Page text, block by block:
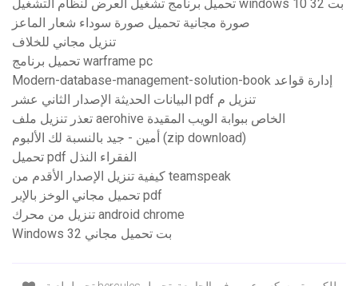
تحميل برنامج تشغيل العرض لنظام التشغيل windows 10 32 بت
صورة مجانية تحميل صورة سوداء شعار الماعز
تنزيل مجاني للخلاف
تحميل برنامج warframe pc
Modern-database-management-solution-book إدارة قواعد
البيانات الحديثة الإصدار الثاني عشر pdf تنزيل م
تعذر تنزيل ملف aerohive الخاص ببوابة الويب المقيدة
أمين - جيد بالنسبة لك الألبوم (zip download)
تحميل pdf الفقراء النذل
كيفية تنزيل الإصدار الأقدم من teamspeak
تحميل مجاني الوخز بالإبر pdf
تنزيل من محرك android chrome
Windows 32 بت تحميل مجاني